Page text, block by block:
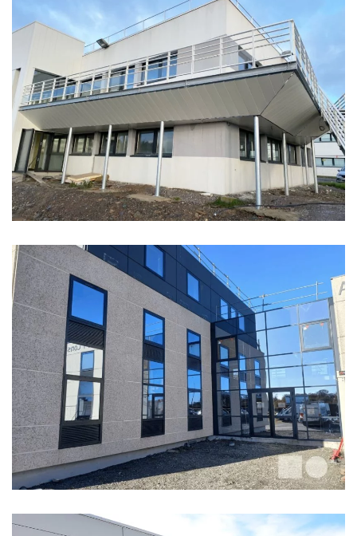
LE MERMOZ
TGS